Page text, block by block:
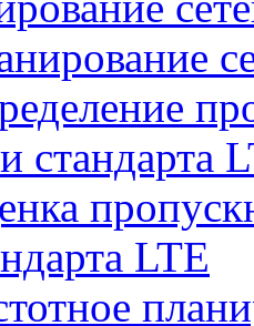
стандарта
LTE